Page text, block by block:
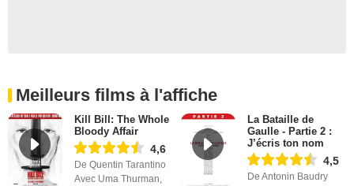
Meilleurs films à l'affiche
Kill Bill: The Whole
Bloody Affair
4,6
De Quentin Tarantino
Avec Uma Thurman,
La Bataille de
Gaulle - Partie 2 :
J’écris ton nom
4,5
De Antonin Baudry